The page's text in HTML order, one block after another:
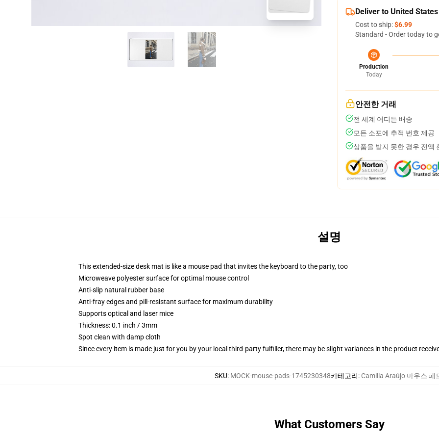
Deliver to United States
Cost to ship:$6.99
Standard - Order today to
Production
Today
안전한 거래
전 세계 어디든 배송
모든 소포에 추적 번호 제공
상품을 받지 못한 경우 전액
설명
This extended-size desk mat is like a mouse pad that invites the keyboard to the party, too
Microweave polyester surface for optimal mouse control
Anti-slip natural rubber base
Anti-fray edges and pill-resistant surface for maximum durability
Supports optical and laser mice
Thickness: 0.1 inch / 3mm
Spot clean with damp cloth
Since every item is made just for you by your local third-party fulfiller, there may be slight variances in the product
SKU: MOCK-mouse-pads-1745230348카테고리: Camilla Araújo 마우스 패
What Customers Say